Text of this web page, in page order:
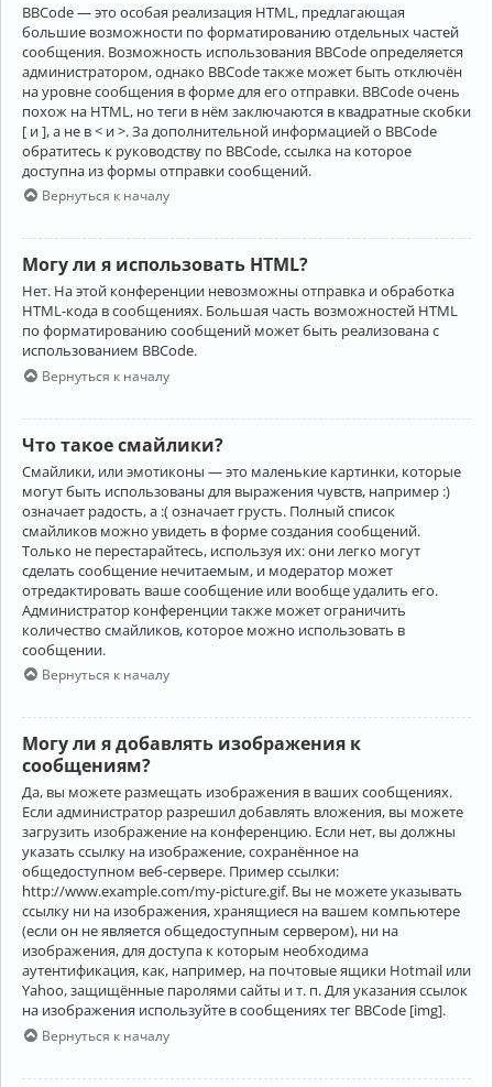
BBCode — это особая реализация HTML, предлагающая
большие возможности по форматированию отдельных частей
сообщения. Возможность использования BBCode определяется
администратором, однако BBCode также может быть отключён
на уровне сообщения в форме для его отправки. BBCode очень
похож на HTML, но теги в нём заключаются в квадратные скобки
[ и ], а не в < и >. За дополнительной информацией о BBCode
обратитесь к руководству по BBCode, ссылка на которое
доступна из формы отправки сообщений.
Вернуться к началу
Могу ли я использовать HTML?
Нет. На этой конференции невозможны отправка и обработка
HTML-кода в сообщениях. Большая часть возможностей HTML
по форматированию сообщений может быть реализована с
использованием BBCode.
Вернуться к началу
Что такое смайлики?
Смайлики, или эмотиконы — это маленькие картинки, которые
могут быть использованы для выражения чувств, например :)
означает радость, а :( означает грусть. Полный список
смайликов можно увидеть в форме создания сообщений.
Только не перестарайтесь, используя их: они легко могут
сделать сообщение нечитаемым, и модератор может
отредактировать ваше сообщение или вообще удалить его.
Администратор конференции также может ограничить
количество смайликов, которое можно использовать в
сообщении.
Вернуться к началу
Могу ли я добавлять изображения к
сообщениям?
Да, вы можете размещать изображения в ваших сообщениях.
Если администратор разрешил добавлять вложения, вы можете
загрузить изображение на конференцию. Если нет, вы должны
указать ссылку на изображение, сохранённое на
общедоступном веб-сервере. Пример ссылки:
http://www.example.com/my-picture.gif. Вы не можете указывать
ссылку ни на изображения, хранящиеся на вашем компьютере
(если он не является общедоступным сервером), ни на
изображения, для доступа к которым необходима
аутентификация, как, например, на почтовые ящики Hotmail или
Yahoo, защищённые паролями сайты и т. п. Для указания ссылок
на изображения используйте в сообщениях тег BBCode [img].
Вернуться к началу